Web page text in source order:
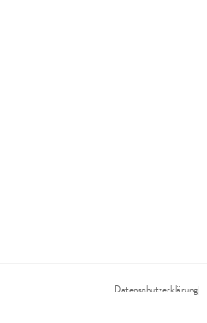
Datenschutzerklärung